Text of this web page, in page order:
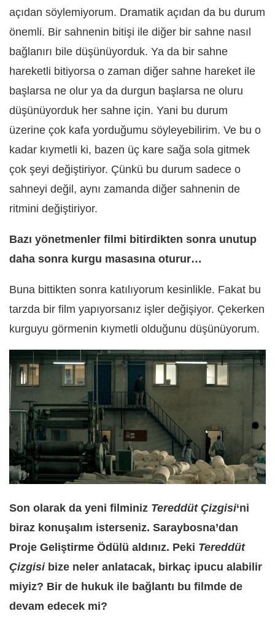
açıdan söylemiyorum. Dramatik açıdan da bu durum
önemli. Bir sahnenin bitişi ile diğer bir sahne nasıl
bağlanırı bile düşünüyorduk. Ya da bir sahne
hareketli bitiyorsa o zaman diğer sahne hareket ile
başlarsa ne olur ya da durgun başlarsa ne oluru
düşünüyorduk her sahne için. Yani bu durum
üzerine çok kafa yorduğumu söyleyebilirim. Ve bu o
kadar kıymetli ki, bazen üç kare sağa sola gitmek
çok şeyi değiştiriyor. Çünkü bu durum sadece o
sahneyi değil, aynı zamanda diğer sahnenin de
ritmini değiştiriyor.
Bazı yönetmenler filmi bitirdikten sonra unutup
daha sonra kurgu masasına oturur…
Buna bittikten sonra katılıyorum kesinlikle. Fakat bu
tarzda bir film yapıyorsanız işler değişiyor. Çekerken
kurguyu görmenin kıymetli olduğunu düşünüyorum.
Son olarak da yeni filminiz Tereddüt Çizgisi‘ni
biraz konuşalım isterseniz. Saraybosna’dan
Proje Geliştirme Ödülü aldınız. Peki Tereddüt
Çizgisibize neler anlatacak, birkaç ipucu alabilir
miyiz? Bir de hukuk ile bağlantı bu filmde de
devam edecek mi?